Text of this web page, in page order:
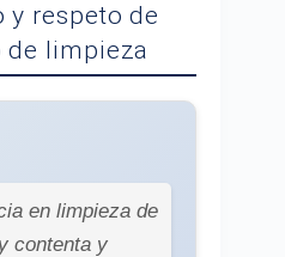
respeto de
de limpieza
en limpieza de
contenta y